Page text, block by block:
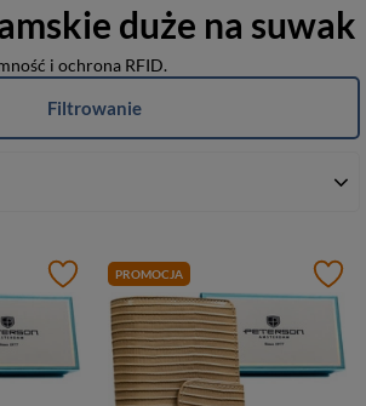
duże na suwak
i ochrona RFID.
Filtrowanie
PROMOCJA